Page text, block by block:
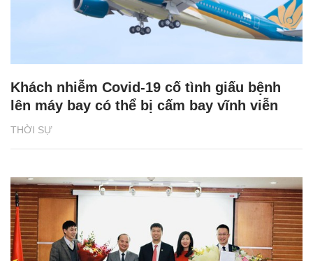
THỜI SỰ
Khách nhiễm Covid-19 cố tình giấu bệnh
lên máy bay có thể bị cấm bay vĩnh viễn